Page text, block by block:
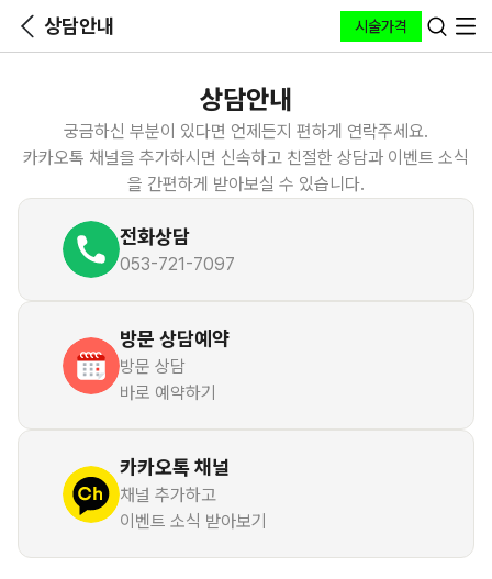
상담안내 시술가격
상담안내
궁금하신 부분이 있다면 언제든지 편하게 연락주세요.
카카오톡 채널을 추가하시면 신속하고 친절한 상담과 이벤트 소식
을 간편하게 받아보실 수 있습니다.
전화상담
053-721-7097
방문 상담예약
방문 상담
바로 예약하기
카카오톡 채널
채널 추가하고
이벤트 소식 받아보기